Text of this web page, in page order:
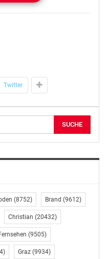
UND
ALS
und international auf
Unternehmen
Komplexität in IT-
und skalierbare IT-
TOMORIS
miteinander
und dauerhafter
bei traditionellen IT-
Die Entwicklung
zum strategischen IT-
Twitter
(8752) Brand (9612)
Christian (20432)
(9505)
Graz (9934)